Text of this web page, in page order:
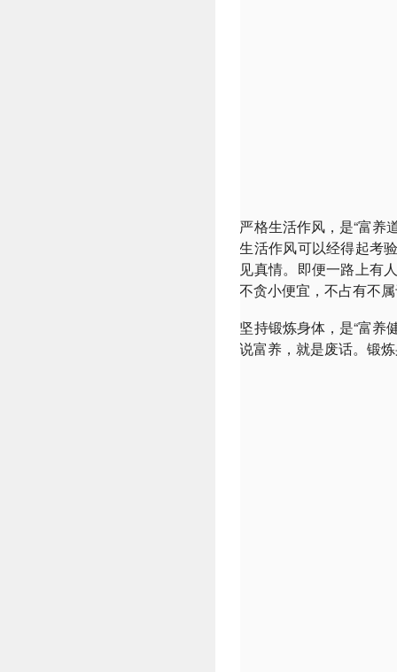
严格生活作风，是“富养
生活作风可以经得起考
见真情。即便一路上有
不贪小便宜，不占有不
坚持锻炼身体，是“富养
说富养，就是废话。锻